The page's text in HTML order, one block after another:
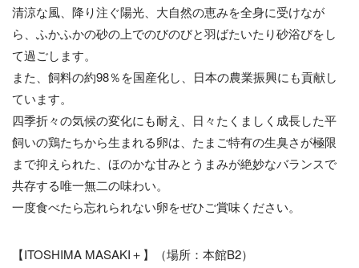
清涼な風、降り注ぐ陽光、大自然の恵みを全身に受けなが
ら、ふかふかの砂の上でのびのびと羽ばたいたり砂浴びをし
て過ごします。
また、飼料の約98％を国産化し、日本の農業振興にも貢献し
ています。
四季折々の気候の変化にも耐え、日々たくましく成長した平
飼いの鶏たちから生まれる卵は、たまご特有の生臭さが極限
まで抑えられた、ほのかな甘みとうまみが絶妙なバランスで
共存する唯一無二の味わい。
一度食べたら忘れられない卵をぜひご賞味ください。
【ITOSHIMA MASAKI＋】（場所：本館B2）